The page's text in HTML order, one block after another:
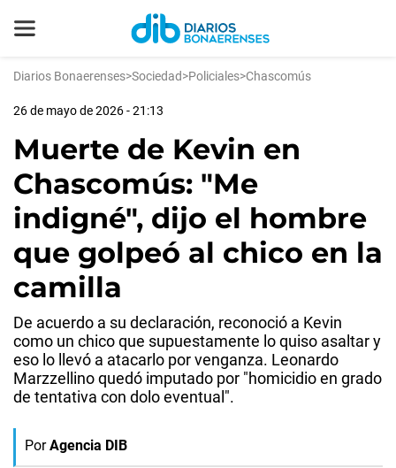
Diarios Bonaerenses>Sociedad>Policiales>Chascomús
26 de mayo de 2026 - 21:13
Muerte de Kevin en
Chascomús: "Me
indigné", dijo el hombre
que golpeó al chico en la
camilla
De acuerdo a su declaración, reconoció a Kevin
como un chico que supuestamente lo quiso asaltar y
eso lo llevó a atacarlo por venganza. Leonardo
Marzzellino quedó imputado por "homicidio en grado
de tentativa con dolo eventual".
Por Agencia DIB